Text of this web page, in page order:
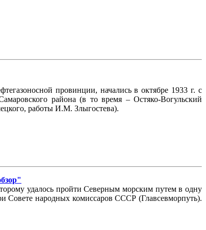
провинции, начались в октябре 1933 г. с
района (в то время – Остяко-Вогульский
работы И.М. Злыгостева).
удалось пройти Северным морским путем в одну
Совете народных комиссаров СССР (Главсевморпуть).